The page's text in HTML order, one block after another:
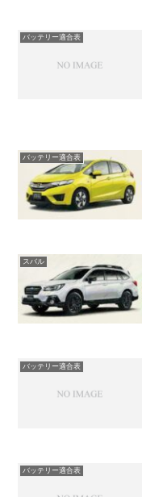
バッテリー適合表
バッテリー適合表
スバル
バッテリー適合表
バッテリー適合表